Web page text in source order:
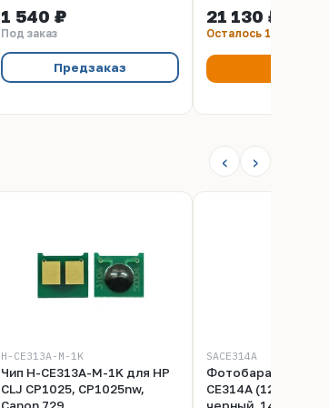
Aquamarine
1 540 ₽
Под заказ
Предзаказ
CP4525n,
CP4525xn, CM4540
(черный,
емкости, 8500
21 130 ₽
Осталось 1 шт
‹ ›
H-CE313A-M-1K
Чип H-CE313A-M-1K для HP
CLJ CP1025, CP1025nw,
SACE314A
Фотобарабан
CE314A (126A) для